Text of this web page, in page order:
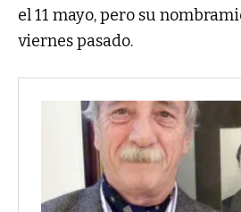
el 11 mayo, pero su
viernes pasado.